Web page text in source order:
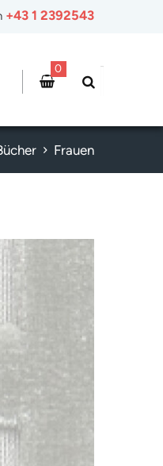
+43 1 2392543
0
Frauen